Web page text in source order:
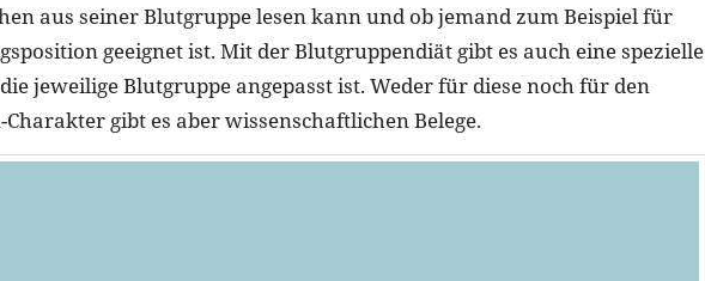
aus seiner Blutgruppe lesen kann und ob jemand zum Beispiel für
geeignet ist. Mit der Blutgruppendiät gibt es auch eine spezielle
jeweilige Blutgruppe angepasst ist. Weder für diese noch für den
gibt es aber wissenschaftlichen Belege.